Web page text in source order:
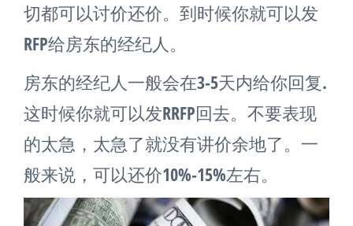
切都可以讨价还价。到时候你就可以发
RFP给房东的经纪人。
房东的经纪人一般会在3-5天内给你回复.
这时候你就可以发RRFP回去。不要表现
的太急，太急了就没有讲价余地了。一
般来说，可以还价10%-15%左右。